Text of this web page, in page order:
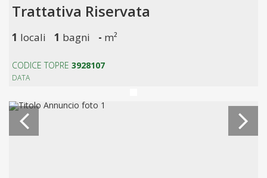
Trattativa Riservata
1 locali 1 bagni - m²
CODICE TOPRE 3928107
DATA
Previous Next